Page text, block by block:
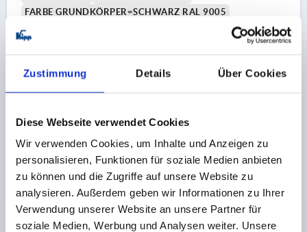
Zustimmung Details Über Cookies
Diese Webseite verwendet Cookies
Wir verwenden Cookies, um Inhalte und Anzeigen zu
personalisieren, Funktionen für soziale Medien anbieten
zu können und die Zugriffe auf unsere Website zu
analysieren. Außerdem geben wir Informationen zu Ihrer
Verwendung unserer Website an unsere Partner für
soziale Medien, Werbung und Analysen weiter. Unsere
FARBE GRUNDKÖRPER=SCHWARZ RAL 9005
OBERFLÄCHE GRUNDKÖRPER=SEIDENMATT
GRÖSSE=9
GRIFFLÄNGE=27,7
B=6,4 ZÄHNEZAHL =12
zzgl. MwSt.
DETAILS
K0122 SE